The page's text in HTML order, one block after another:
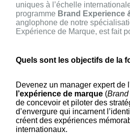
uniques à l’échelle
programme Brand Experience
anglophone de notre
Expérience de Marque, est fait
Quels sont les objectifs de la
Devenez un manager expert de
l’expérience de marque (
de concevoir et piloter des
d’envergure qui incarnent
créent des expériences
internationaux.